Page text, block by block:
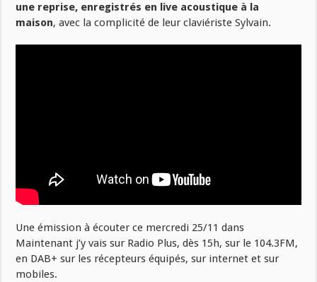
une reprise, enregistrés en live acoustique à la
maison, avec la complicité de leur claviériste Sylvain.
Une émission à écouter ce mercredi 25/11 dans
Maintenant j’y vais sur Radio Plus, dès 15h, sur le 104.3FM,
en DAB+ sur les récepteurs équipés, sur internet et sur
mobiles.